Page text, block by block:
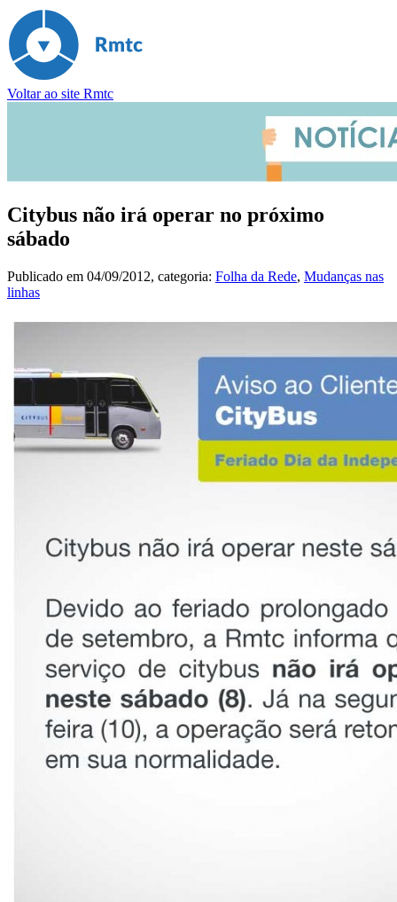
Voltar ao site Rmtc
Citybus não irá operar no próximo
sábado
Publicado em 04/09/2012, categoria: Folha da Rede, Mudanças nas
linhas